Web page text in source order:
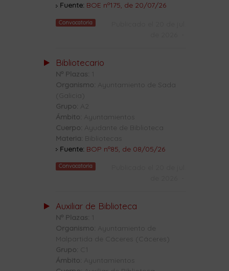
Fuente: BOE nº175, de 20/07/26
Convocatoria
Bibliotecario
Nº Plazas:
1
Organismo: Ayuntamiento de Sada
(Galicia)
Grupo: A2
Ámbito: Ayuntamientos
Cuerpo: Ayudante de Biblioteca
Materia: Bibliotecas
Fuente: BOP nº85, de 08/05/26
Convocatoria
Auxiliar de Biblioteca
Nº Plazas:
1
Organismo: Ayuntamiento de
Malpartida de Cáceres (Cáceres)
Grupo:
C1
Ámbito: Ayuntamientos